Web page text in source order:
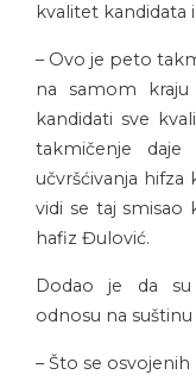
kvalitet kandidata
– Ovo je peto
na samom
kandidati sve
takmičenje
učvršćivanja hifza
vidi se taj smisao
hafiz Đulović.
Dodao je da su
odnosu na
– Što se